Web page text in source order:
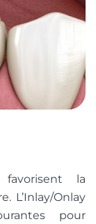
la
L’Inlay/Onlay
pour